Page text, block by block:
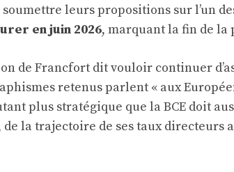
leurs propositions sur l’un
en juin 2026, marquant la fin de la
de Francfort dit vouloir continuer
retenus parlent « aux
plus stratégique que la BCE doit
de latrajectoire de ses taux directeurs